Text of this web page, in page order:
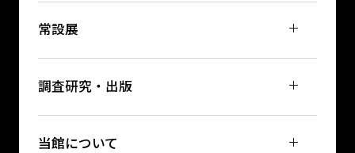
常設展
調査研究・出版
当館について